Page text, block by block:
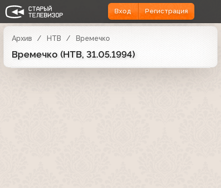
Вход Регистрация
Архив НТВ Времечко
Времечко (НТВ, 31.05.1994)